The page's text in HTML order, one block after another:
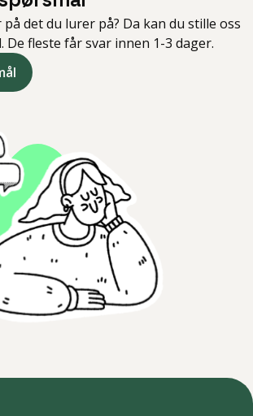
på det du lurer på? Da kan du stille oss
De fleste får svar innen 1-3 dager.